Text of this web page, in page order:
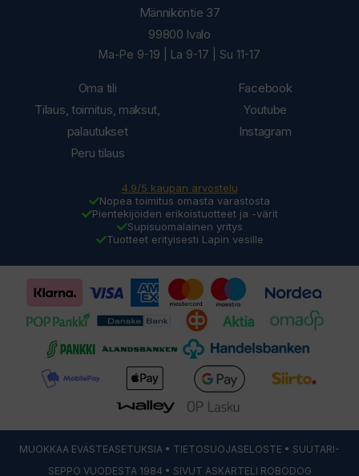
Oma tili
Tilaus, toimitus, maksut,
palautukset
Peru tilaus
Männiköntie 37
99800 Ivalo
Ma-Pe 9-19 | La 9-17 | Su 11-17
Facebook
Youtube
Instagram
4.9/5 kaupan arvostelu
Nopea toimitus omasta varastosta
Pientekijöiden erikoistuotteet ja -värit
Supisuomalainen yritys
Tuotteet erityisesti Lapin vesille
MUOKKAA EVÄSTEASETUKSIA • TIETOSUOJASELOSTE • SUUTARI-
SEPPO VUODESTA 1984 • SIVUT ASKARTELI ROBODOG